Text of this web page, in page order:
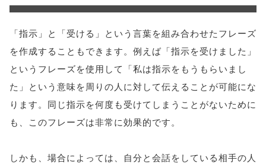
「指示」と「受ける」という言葉を組み合わせたフレーズ
を作成することもできます。例えば「指示を受けました」
というフレーズを使用して「私は指示をもうもらいまし
た」という意味を周りの人に対して伝えることが可能にな
ります。同じ指示を何度も受けてしまうことがないために
も、このフレーズは非常に効果的です。
しかも、場合によっては、自分と会話をしている相手の人